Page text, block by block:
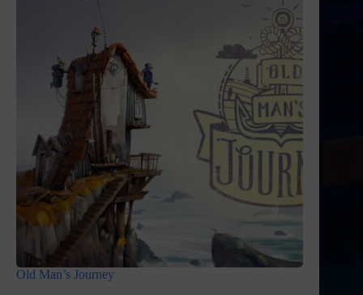
Old Man’s Journey